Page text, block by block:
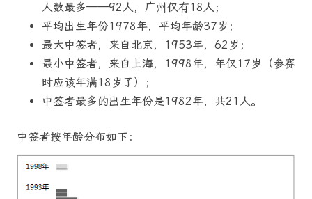
人数最多——92人，广州仅有18人；
平均出生年份1978年，平均年龄37岁；
最大中签者，来自北京，1953年，62岁；
最小中签者，来自上海，1998年，年仅17岁（参赛
时应该年满18岁了）；
中签者最多的出生年份是1982年，共21人。
中签者按年龄分布如下：